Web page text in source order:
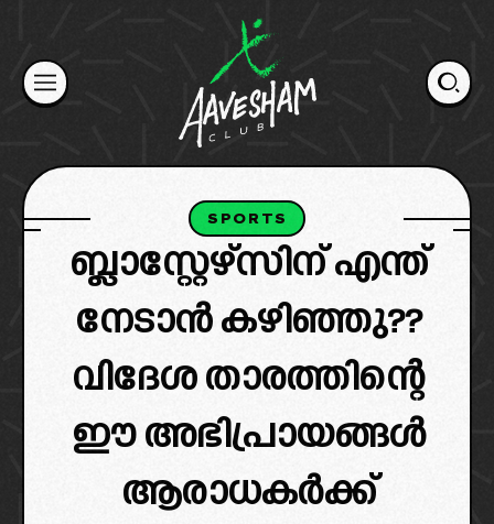
content
SPORTS
ബ്ലാസ്റ്റേഴ്‌സിന് എന്ത്
നേടാൻ കഴിഞ്ഞു??
വിദേശ താരത്തിന്റെ
ഈ അഭിപ്രായങ്ങൾ
ആരാധകർക്ക്